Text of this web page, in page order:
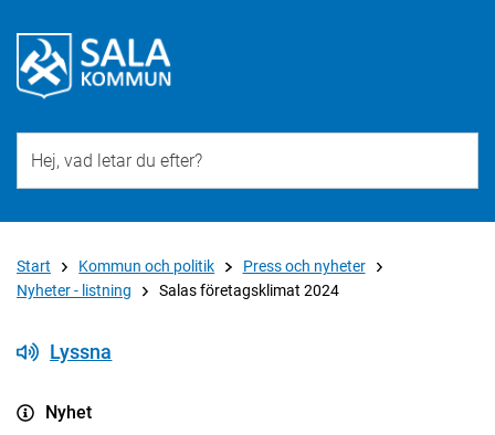
Start Kommun och politik
Press och nyheter
Nyheter - listning
Salas företagsklimat 2024
Lyssna
Nyhet